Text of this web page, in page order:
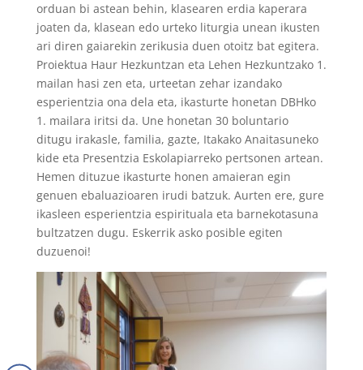
orduan bi astean behin, klasearen erdia kaperara
joaten da, klasean edo urteko liturgia unean ikusten
ari diren gaiarekin zerikusia duen otoitz bat egitera.
Proiektua Haur Hezkuntzan eta Lehen Hezkuntzako 1.
mailan hasi zen eta, urteetan zehar izandako
esperientzia ona dela eta, ikasturte honetan DBHko
1. mailara iritsi da. Une honetan 30 boluntario
ditugu irakasle, familia, gazte, Itakako Anaitasuneko
kide eta Presentzia Eskolapiarreko pertsonen artean.
Hemen dituzue ikasturte honen amaieran egin
genuen ebaluazioaren irudi batzuk. Aurten ere, gure
ikasleen esperientzia espirituala eta barnekotasuna
bultzatzen dugu. Eskerrik asko posible egiten
duzuenoi!